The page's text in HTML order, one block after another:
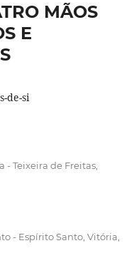
MÃOS
E
de-si
Teixeira de Freitas,
- Espírito Santo, Vitória,